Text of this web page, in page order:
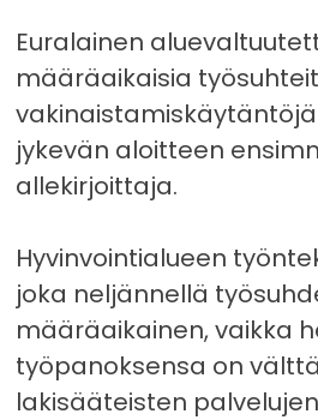
Euralainen
määräaikaisia
jykevän aloitteen
allekirjoittaja.
Hyvinvointialueen
joka neljännellä
määräaikainen, vaikka
työpanoksensa on
lakisääteisten